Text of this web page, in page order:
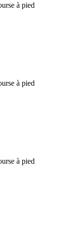
à pied
à pied
à pied